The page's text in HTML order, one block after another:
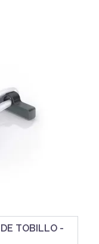
TOBILLO -